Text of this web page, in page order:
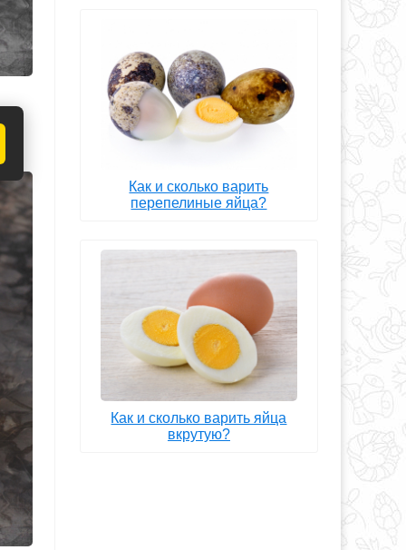
Как и сколько варить
перепелиные яйца?
Как и сколько варить яйца
вкрутую?